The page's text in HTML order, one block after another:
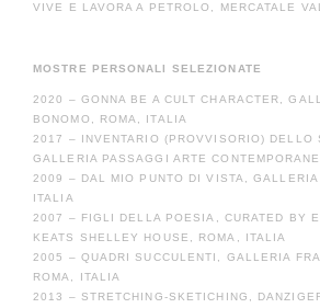
VIVE E LAVORA A PETROLO, MERCATALE
MOSTRE PERSONALI SELEZIONATE
2020 – GONNA BE A CULT CHARACTER,
BONOMO, ROMA, ITALIA
2017 – INVENTARIO (PROVVISORIO) DELLO
GALLERIA PASSAGGI ARTE
2009 – DAL MIO PUNTO DI VISTA, GALLERIA
ITALIA
2007 – FIGLI DELLA POESIA, CURATED BY
KEATS SHELLEY HOUSE, ROMA, ITALIA
2005 – QUADRI SUCCULENTI, GALLERIA
ROMA, ITALIA
2013 – STRETCHING-SKETICHING,